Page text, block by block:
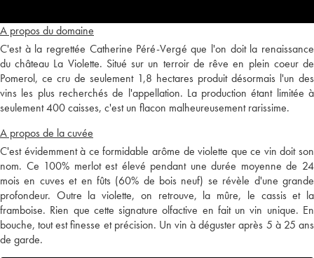
A propos du domaine
C'est à la regrettée Catherine Péré-Vergé que l'on doit la renaissance
du château La Violette. Situé sur un terroir de rêve en plein coeur de
Pomerol, ce cru de seulement 1,8 hectares produit désormais l'un des
vins les plus recherchés de l'appellation. La production étant limitée à
seulement 400 caisses, c'est un flacon malheureusement rarissime.
A propos de la cuvée
C'est évidemment à ce formidable arôme de violette que ce vin doit son
nom. Ce 100% merlot est élevé pendant une durée moyenne de 24
mois en cuves et en fûts (60% de bois neuf) se révèle d'une grande
profondeur. Outre la violette, on retrouve, la mûre, le cassis et la
framboise. Rien que cette signature olfactive en fait un vin unique. En
bouche, tout est finesse et précision. Un vin à déguster après 5 à 25 ans
de garde.